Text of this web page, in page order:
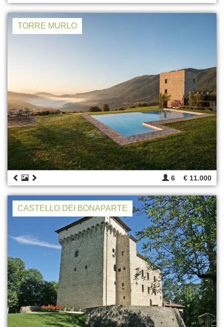
TORRE MURLO
6 € 11.000
CASTELLO DEI BONAPARTE